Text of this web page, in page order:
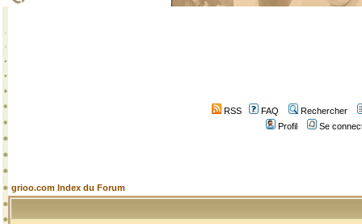
RSS FAQ
Rechercher
Profil
Se
grioo.com Index du Forum